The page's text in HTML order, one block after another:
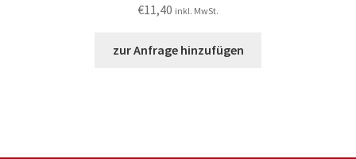
€11,40 inkl. MwSt.
zur Anfrage hinzufügen